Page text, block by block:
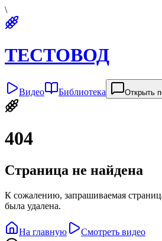
\
ТЕСТОВОД
Видео Библиотека Открыть
404
Страница не найдена
К сожалению, запрашиваемая
была удалена.
На главную Смотреть видео